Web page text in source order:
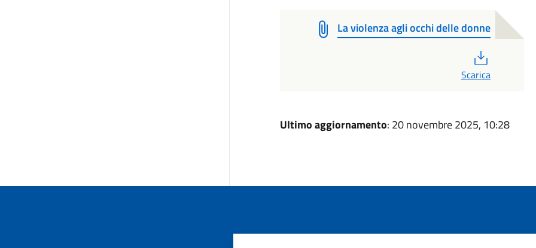
La violenza agli occhi delle donne
Scarica
Ultimo aggiornamento: 20 novembre 2025, 10:28